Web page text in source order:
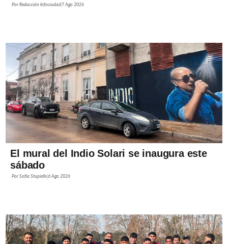
PorRedacción Infociudad 7 Ago 2026
El mural del Indio Solari se inaugura este
sábado
PorSofía Stupiello6 Ago 2026